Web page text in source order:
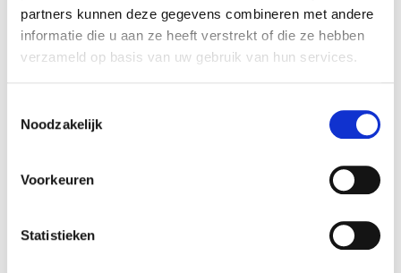
partners kunnen deze gegevens combineren met andere
informatie die u aan ze heeft verstrekt of die ze hebben
verzameld op basis van uw gebruik van hun services.
Noodzakelijk
Voorkeuren
Statistieken
Download hier onze laatste SHEQ Beleid en
doelstellingen
Carbon footprint